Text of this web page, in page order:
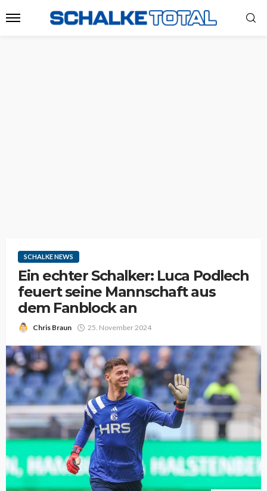
SCHALKE NEWS
Ein echter Schalker: Luca Podlech
feuert seine Mannschaft aus
dem Fanblock an
Chris Braun 25. November 2024